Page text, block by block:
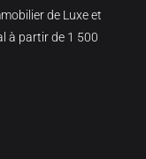
de Luxe et
à partir de 1 500